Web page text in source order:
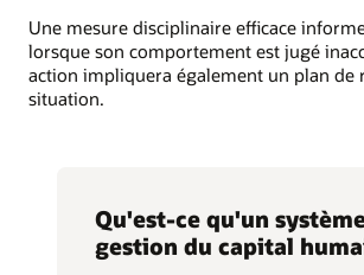
Une mesure disciplinaire efficace
lorsque son comportement est jugé
action impliquera également un plan de
situation.
Qu'est-ce qu'un
gestion du capital